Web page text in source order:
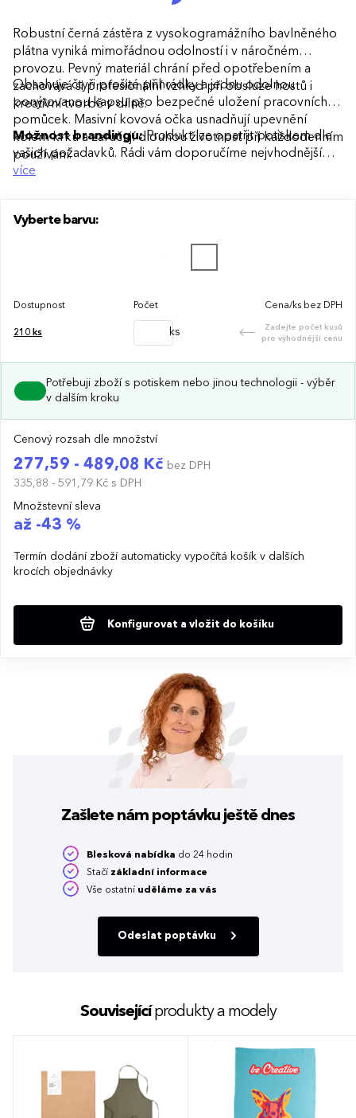
Robustní černá zástěra z vysokogramážního bavlněného
plátna vyniká mimořádnou odolností i v náročném
provozu. Pevný materiál chrání před opotřebením a
zachovává si profesionální vzhled při obsluze hostů i
kreativní tvorbě v dílně.
Obsahuje čtyři prošité přihrádky a jednu odolnou
ponýtovanou kapsu pro bezpečné uložení pracovních
pomůcek. Masivní kovová očka usnadňují upevnění
kolem krku a zaručují dlouhou životnost při každodenním
používání.
Možnost brandingu:Produkt lze opatřit potiskem dle
vašich požadavků. Rádi vám doporučíme nejvhodnější
technologii potisku s ohledem na design i váš rozpočet.
více
Vyberte barvu:
Dostupnost Počet Cena/ks bez DPH
210 ks ks
Zadejte počet kusů
pro výhodnější cenu
Potřebuji zboží s potiskem nebo jinou technologii - výběr
v dalším kroku
Cenový rozsah dle množství
277,59 - 489,08 Kč bez DPH
335,88 - 591,79 Kč s DPH
Množstevní sleva
až -43 %
Termín dodání zboží automaticky vypočítá košík v dalších
krocích objednávky
Konfigurovat a vložit do košíku
Zašlete nám poptávku ještě dnes
Blesková nabídka do 24 hodin
Stačí základní informace
Vše ostatní uděláme za vás
Odeslat poptávku
Souvisejícíprodukty a modely